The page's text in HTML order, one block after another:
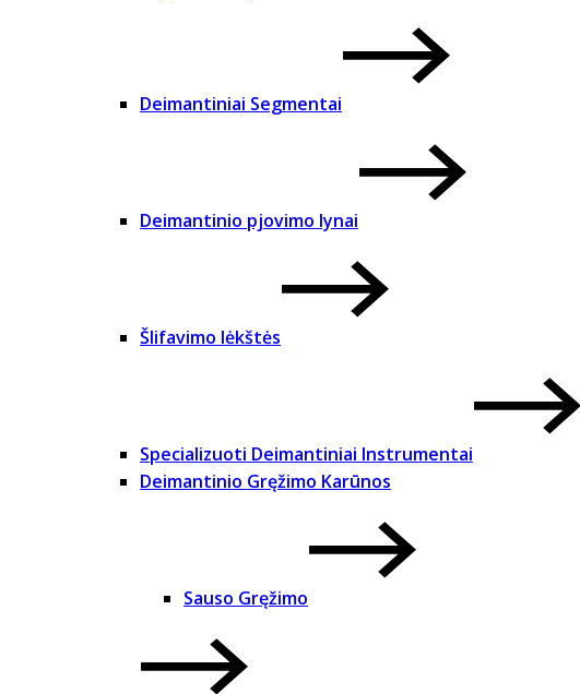
Deimantiniai Segmentai
Deimantinio pjovimo lynai
Šlifavimo lėkštės
Specializuoti Deimantiniai Instrumentai
Deimantinio Gręžimo Karūnos
Sauso Gręžimo